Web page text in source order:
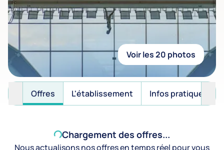
Voir les 20 photos
Offres L'établissement Infos pratiques
Chargement des offres...
Nous actualisons nos offres en temps réel pour vous